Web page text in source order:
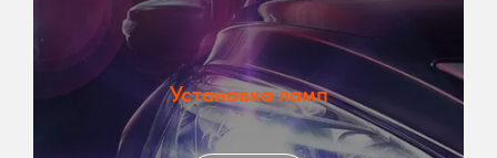
Установка ламп